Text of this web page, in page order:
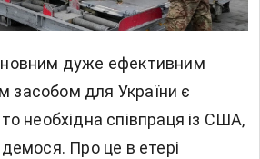
дуже ефективним
засобом для України є
необхідна співпраця із США,
Про це в етері